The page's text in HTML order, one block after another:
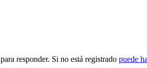
para responder. Si no está registrado puede